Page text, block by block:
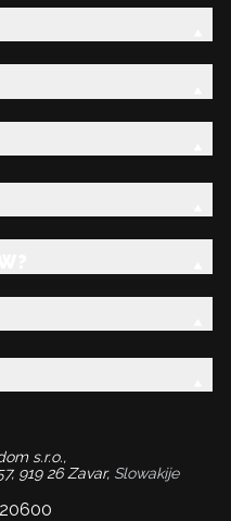
s.r.o.,
919 26 Zavar, Slowakije